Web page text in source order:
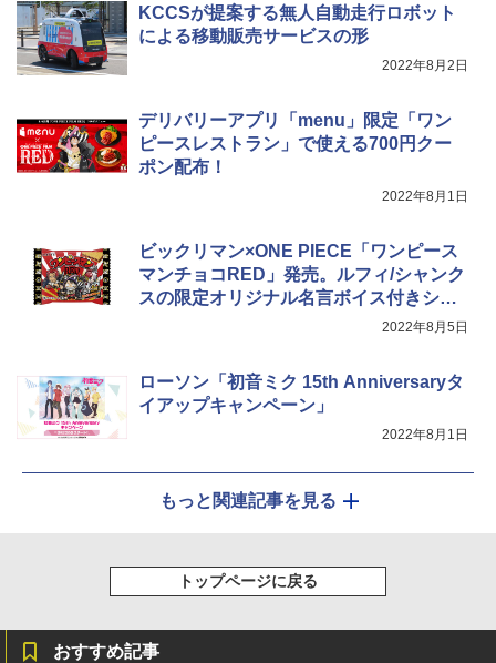
4
カップヌードル カップヌードルPRO し
ょうゆ 高たんぱく&低糖質 さらに塩分控
えめ 75g×12個
5
カップヌードル カップヌードルPRO シ
ーフードヌードル 高たんぱく&低糖質 さ
￥2,885
4
TOSHIBA(東芝) スチームオーブンレン
ジ 石窯ドーム ER-D100A(H) アッシュグ
イ調理 簡単お手入れ 小型 新生活 一人暮
らし 二人暮らし ファミリー
5
シャープ ウォーターオーブン ヘルシオ
AX-XJ1-B ブラック 30L 2段調理 コンベ
クション トースト機能
KCCSが提案する無人自動走行ロボット
による移動販売サービスの形
2022年8月2日
デリバリーアプリ「menu」限定「ワン
ピースレストラン」で使える700円クー
ポン配布！
2022年8月1日
ビックリマン×ONE PIECE「ワンピース
マンチョコRED」発売。ルフィ/シャンク
スの限定オリジナル名言ボイス付きシー
2022年8月5日
ローソン「初音ミク 15th Anniversaryタ
イアップキャンペーン」
2022年8月1日
もっと関連記事を見る
トップページに戻る
おすすめ記事